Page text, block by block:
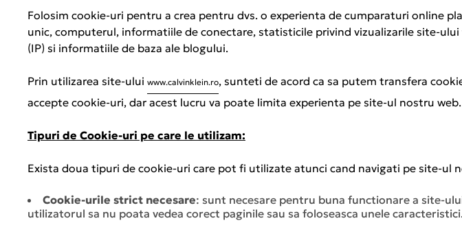
Folosim cookie-uri pentru a crea pentru dvs. o experienta de cumparaturi online
unic, computerul, informatiile de conectare, statisticile privind vizualizarile site-
(IP) si informatiile de baza ale blogului.
Prin utilizarea site-ului www.calvinklein.ro, sunteti de acord ca sa putem transfera
accepte cookie-uri, dar acest lucru va poate limita experienta pe site-ul nostru web.
Tipuri de Cookie-uri pe care le utilizam:
Exista doua tipuri de cookie-uri care pot fi utilizate atunci cand navigati pe site-ul
Cookie-urile strict necesare: sunt necesare pentru buna functionare a site-
utilizatorul sa nu poata vedea corect paginile sau sa foloseasca unele